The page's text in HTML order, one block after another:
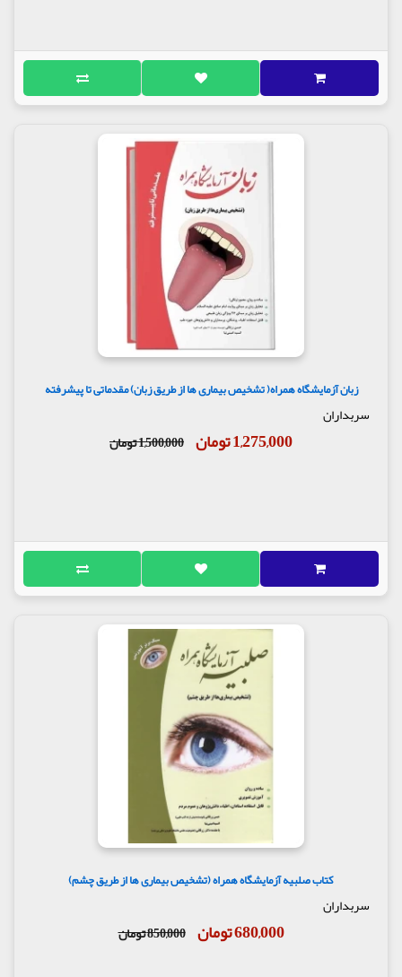
زبان آزمایشگاه همراه( تشخیص بیماری ها از طریق زبان) مقدماتی تا پیشرفته
سربداران
1,275,000 تومان 1,500,000 تومان
کتاب صلبیه آزمایشگاه همراه (تشخیص بیماری ها از طریق چشم)
سربداران
680,000 تومان 850,000 تومان